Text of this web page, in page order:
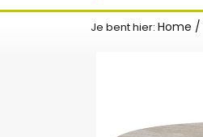
Je bent hier: Home /